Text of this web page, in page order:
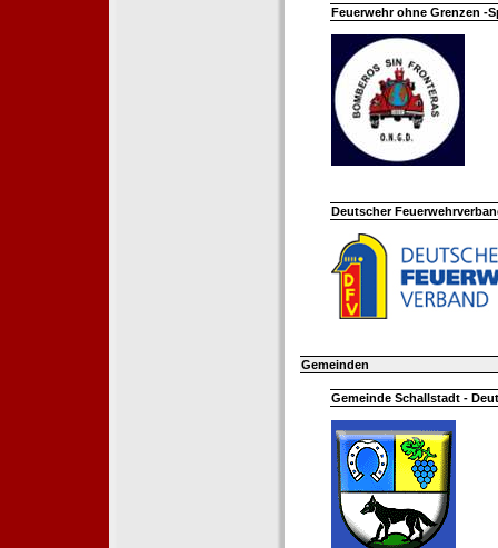
Feuerwehr ohne Grenzen -
Deutscher
Gemeinden
Gemeinde Schallstadt -